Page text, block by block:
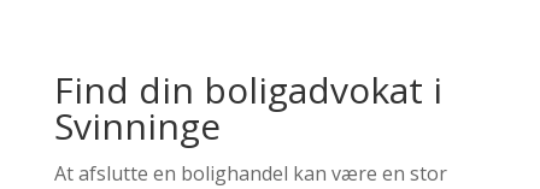
Find din boligadvokat i
Svinninge
At afslutte en bolighandel kan være en stor